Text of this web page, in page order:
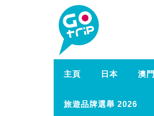
主頁 日本 澳門
旅遊品牌選舉 2026